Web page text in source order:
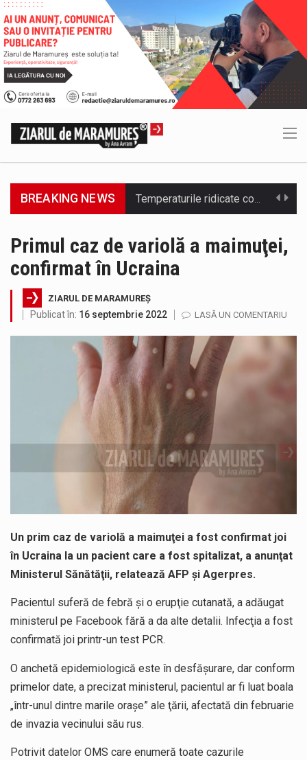
BREAKING NEWS SC VITAL SA: Întreruperea furnizării apei potabile în următoarele zone este consecința unor avarii. Ne cerem scuze pentru aceste incidente…
În cadrul lucrărilor de repoziționare și modernizare la rețeaua de distribuție a apei potabile, pentru îmbunătățirea serviciilor furnizate utilizatorilor noștri,…
Suntem în plină vară și nimic nu e mai frumos decat să ai locuința plină de flori proaspete și plante…
SIMULARE EXERCITIU. Prin Sistemul Unic de Apeluri de Urgență 112 a fost anunțat producerea unui accident rutier cu victime multiple,…
Primul caz de variolă a maimuţei,
confirmat în Ucraina
ZIARUL DE MARAMUREȘ
Publicat în: 16 septembrie 2022 LASĂ UN COMENTARIU
Un prim caz de variolă a maimuţei a fost confirmat joi
în Ucraina la un pacient care a fost spitalizat, a anunţat
Ministerul Sănătăţii, relatează AFP și Agerpres.
Pacientul suferă de febră şi o erupţie cutanată, a adăugat
ministerul pe Facebook fără a da alte detalii. Infecţia a fost
confirmată joi printr-un test PCR.
O anchetă epidemiologică este în desfăşurare, dar conform
primelor date, a precizat ministerul, pacientul ar fi luat boala
„într-unul dintre marile oraşe” ale ţării, afectată din februarie
de invazia vecinului său rus.
Potrivit datelor OMS care enumeră toate cazurile